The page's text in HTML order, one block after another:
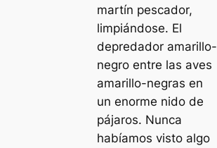
martín pescador,
limpiándose. El
depredador amarillo-
negro entre las aves
amarillo-negras en
un enorme nido de
pájaros. Nunca
habíamos visto algo